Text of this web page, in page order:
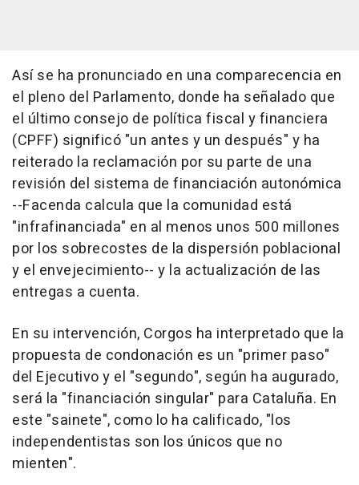
Así se ha pronunciado en una comparecencia en
el pleno del Parlamento, donde ha señalado que
el último consejo de política fiscal y financiera
(CPFF) significó "un antes y un después" y ha
reiterado la reclamación por su parte de una
revisión del sistema de financiación autonómica
--Facenda calcula que la comunidad está
"infrafinanciada" en al menos unos 500 millones
por los sobrecostes de la dispersión poblacional
y el envejecimiento-- y la actualización de las
entregas a cuenta.
En su intervención, Corgos ha interpretado que la
propuesta de condonación es un "primer paso"
del Ejecutivo y el "segundo", según ha augurado,
será la "financiación singular" para Cataluña. En
este "sainete", como lo ha calificado, "los
independentistas son los únicos que no
mienten".